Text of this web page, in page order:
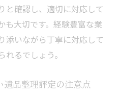
と確認し、適切に対応して
も大切です。経験豊富な業
添いながら丁寧に対応して
るでしょう。
遺品整理評定の注意点